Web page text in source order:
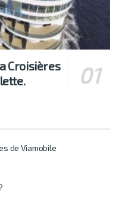
Croisières
de Viamobile